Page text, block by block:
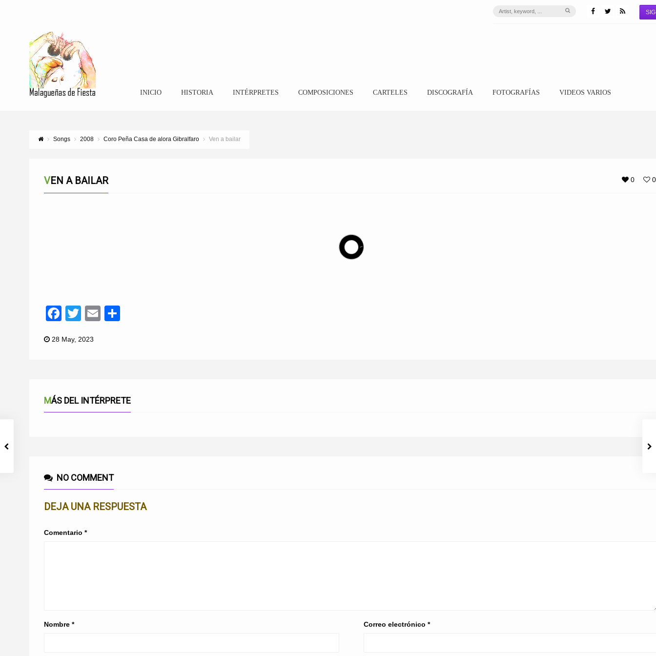
INICIO HISTORIA INTÉRPRETES COMPOSICIONES CARTELES DISCOGRAFÍA FOTOGRAFÍAS VIDEOS VARIOS
Songs 2008 Coro Peña Casa de alora Gibralfaro Ven a bailar
0 0
VEN A BAILAR
Facebook
TwitterEmail
28 May, 2023
MÁS DEL INTÉRPRETE
NO COMMENT
DEJA UNA RESPUESTA
Comentario *
Nombre * Correo electrónico*